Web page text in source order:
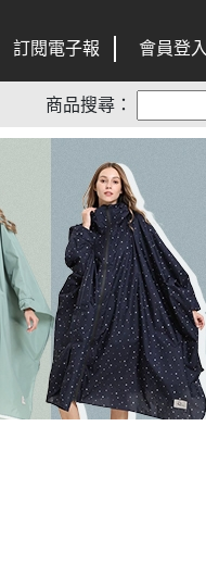
訂閱電子報 會員登入
商品搜尋：